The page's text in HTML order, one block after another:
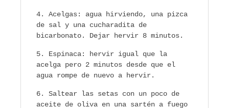
Acelgas: agua hirviendo, una pizca
de sal y una cucharadita de
bicarbonato. Dejar hervir 8 minutos.
Espinaca: hervir igual que la
acelga pero 2 minutos desde que el
agua rompe de nuevo a hervir.
Saltear las setas con un poco de
aceite de oliva en una sartén a fuego